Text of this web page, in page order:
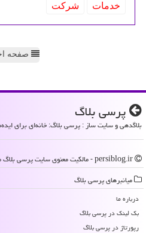
خدمات
شركت
صفحه
پرسی بلاگ
بلاگدهی و سایت ساز : پرسی بلاگ: خانه‌ای برای
میانبرهای پرسی بلاگ
درباره ما
بک لینک در پرسی بلاگ
رپورتاژ در پرسی بلاگ